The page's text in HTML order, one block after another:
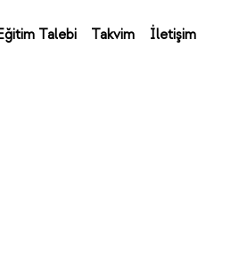
Talebi Takvim İletişim